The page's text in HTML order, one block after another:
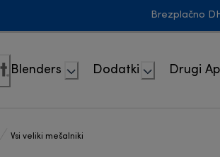
Brezplačno
Blenders Dodatki Drugi
Vsi veliki mešalniki